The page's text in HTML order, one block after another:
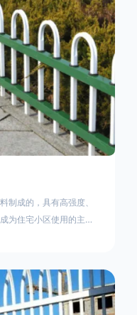
制成的，具有高强度、
为住宅小区使用的主流
处，这就需要锌钢草坪
不小心碰触锌钢草坪护
砖砌或混凝土浇筑奠定